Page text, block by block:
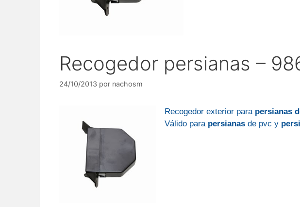
Recogedor persianas –
24/10/2013 por nachosm
Recogedor exterior para persianas
Válido para persianas de pvc y